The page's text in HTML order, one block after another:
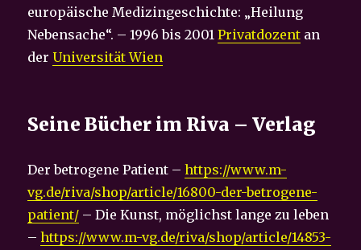
europäische Medizingeschichte: „Heilung
Nebensache“. – 1996 bis 2001Privatdozent an
der Universität Wien
Seine Bücher im Riva – Verlag
Der betrogene Patient –https://www.m-
vg.de/riva/shop/article/16800-der-betrogene-
patient/ – Die Kunst, möglichst lange zu leben
–https://www.m-vg.de/riva/shop/article/14853-